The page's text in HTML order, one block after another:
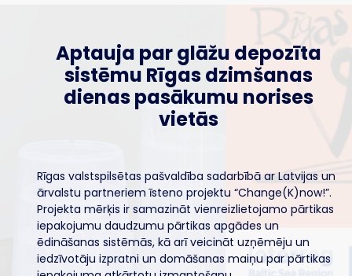
Aptauja par glāžu depozīta
sistēmu Rīgas dzimšanas
dienas pasākumu norises
vietās
Rīgas valstspilsētas pašvaldība sadarbībā ar Latvijas un
ārvalstu partneriem īsteno projektu “Change(K)now!”.
Projekta mērķis ir samazināt vienreizlietojamo pārtikas
iepakojumu daudzumu pārtikas apgādes un
ēdināšanas sistēmās, kā arī veicināt uzņēmēju un
iedzīvotāju izpratni un domāšanas maiņu par pārtikas